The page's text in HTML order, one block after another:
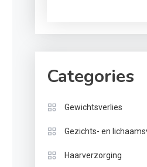
Categories
Gewichtsverlies
Gezichts- en
Haarverzorging